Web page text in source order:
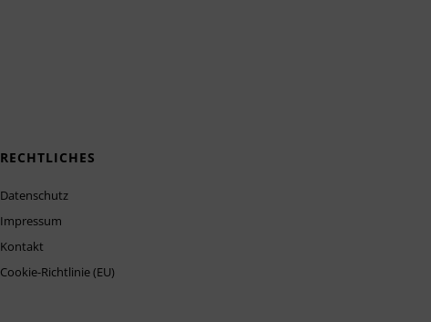
RECHTLICHES
Datenschutz
Impressum
Kontakt
Cookie-Richtlinie (EU)